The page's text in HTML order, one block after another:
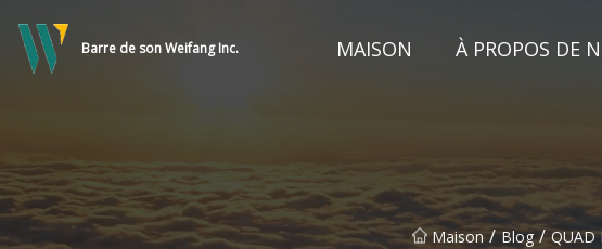
Barre de son Weifang Inc. MAISON À PROPOS DE
Maison / Blog / QUAD